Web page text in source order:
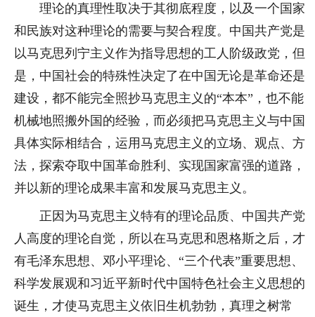
理论的真理性取决于其彻底程度，以及一个国家
和民族对这种理论的需要与契合程度。中国共产党是
以马克思列宁主义作为指导思想的工人阶级政党，但
是，中国社会的特殊性决定了在中国无论是革命还是
建设，都不能完全照抄马克思主义的“本本”，也不能
机械地照搬外国的经验，而必须把马克思主义与中国
具体实际相结合，运用马克思主义的立场、观点、方
法，探索夺取中国革命胜利、实现国家富强的道路，
并以新的理论成果丰富和发展马克思主义。
正因为马克思主义特有的理论品质、中国共产党
人高度的理论自觉，所以在马克思和恩格斯之后，才
有毛泽东思想、邓小平理论、“三个代表”重要思想、
科学发展观和习近平新时代中国特色社会主义思想的
诞生，才使马克思主义依旧生机勃勃，真理之树常